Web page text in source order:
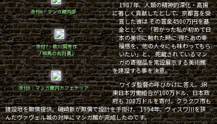
添付6：マンガ館内部
添付7：歌川国芳作
「相馬の古内裏」
添付8：マンガ館内カフェテリア
1987年、人類の精神的深化・高揚
に著しく貢献したとして、京都賞を受
賞した彼は その賞金4500万円を基
金として、「若かった私が初めて日
本の美術に触れた時に 得たあの幸
福感を、他の人々にも味わってもら
いたい」と、 死蔵されているマン
ガの寄贈品を常設展示する美術館
を建設する事を決意。
ワイダ監督の呼びかけに答え、JR
東日本労働組合が100万ドル、日本政
府も 300万ドルを寄付。クラクフ市も
建設地を無償提供。磯崎新が無償で設計を手掛け、 1994年、ヴィスワ川を挟
んだヴァヴェル城の対岸にマンガ館が完成したのです。